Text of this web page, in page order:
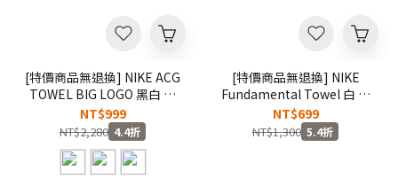
[特價商品無退換] NIKE ACG
TOWEL BIG LOGO 黑白 磚
橘 蘋果綠 雙面大LOGO 純棉
運動 毛巾 浴巾【FJ2366】
25SALE
NT$999
NT$2,280 4.4折
[特價商品無退換] NIKE
Fundamental Towel 白 黑
紅 浴巾 大型 運動毛巾 刺繡
【AC2089-010】純棉
NT$699
NT$1,300 5.4折